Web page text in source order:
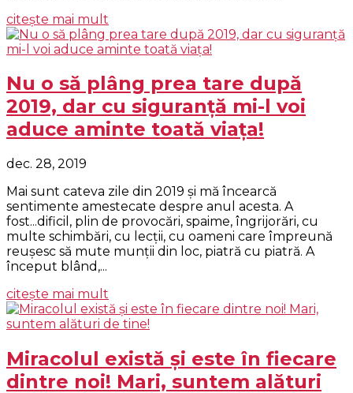
citește mai mult
Nu o să plâng prea tare după
2019, dar cu siguranţă mi-l voi
aduce aminte toată viaţa!
dec. 28, 2019
Mai sunt cateva zile din 2019 şi mă încearcă
sentimente amestecate despre anul acesta. A
fost...dificil, plin de provocări, spaime, îngrijorări, cu
multe schimbări, cu lecţii, cu oameni care împreună
reuşesc să mute munţii din loc, piatră cu piatră. A
început blând,...
citește mai mult
Miracolul există şi este în fiecare
dintre noi! Mari, suntem alături